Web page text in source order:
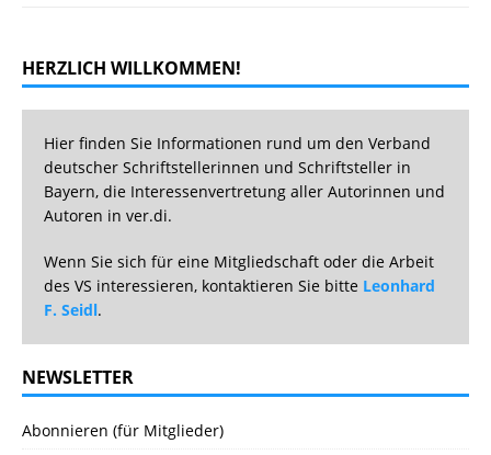
HERZLICH WILLKOMMEN!
Hier finden Sie Informationen rund um den Verband
deutscher Schriftstellerinnen und Schriftsteller in
Bayern, die Interessenvertretung aller Autorinnen und
Autoren in ver.di.
Wenn Sie sich für eine Mitgliedschaft oder die Arbeit
des VS interessieren, kontaktieren Sie bitte Leonhard
F. Seidl.
NEWSLETTER
Abonnieren (für Mitglieder)